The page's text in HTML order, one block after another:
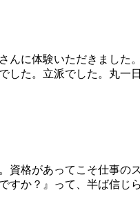
に体験いただきました
た。立派でした。丸一
資格があってこそ仕事の
か？』って、半ば信じ